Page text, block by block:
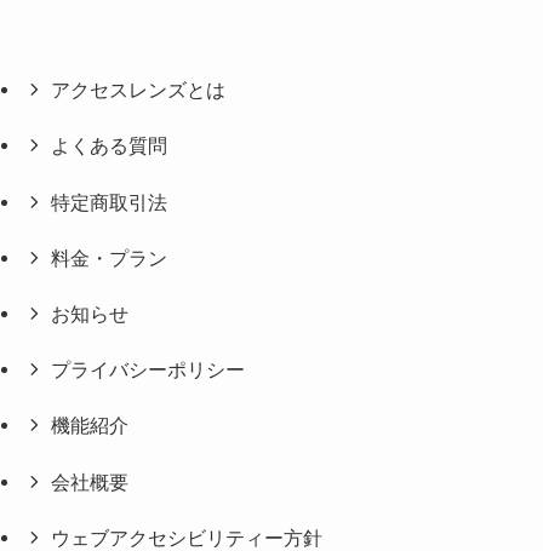
アクセスレンズとは
よくある質問
特定商取引法
料金・プラン
お知らせ
プライバシーポリシー
機能紹介
会社概要
ウェブアクセシビリティー方針